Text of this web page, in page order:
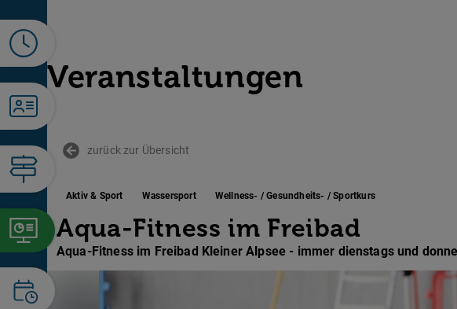
Veranstaltungen
zurück zur Übersicht
Aktiv & Sport Wassersport Wellness- / Gesundheits- / Sportkurs
Aqua-Fitness im Freibad
Aqua-Fitness im Freibad Kleiner Alpsee - immer dienstags und